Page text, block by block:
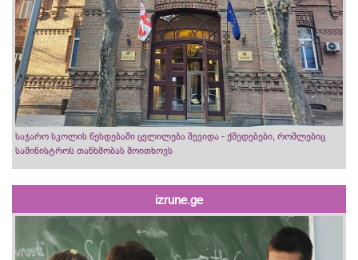
საჯარო სკოლის წესდებაში ცვლილება შევიდა - ქმედებები, რომლებიც
სამინისტროს თანხმობას მოითხოვს
izrune.ge